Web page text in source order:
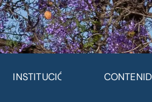
INSTITUCIÓN